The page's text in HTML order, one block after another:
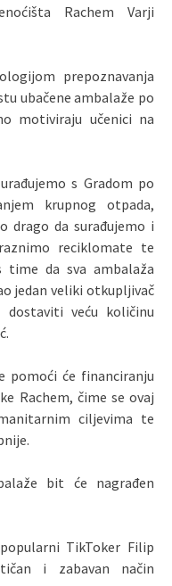
Rachem Varji
prepoznavanja
ubačene ambalaže po
motiviraju učenici na
s Gradom po
krupnog otpada,
drago da surađujemo i
reciklomate te
da sva ambalaža
jedan veliki otkupljivač
veću količinu
pomoći će financiranju
Rachem, čime se ovaj
ciljevima te
bit će nagrađen
TikToker Filip
i zabavan način